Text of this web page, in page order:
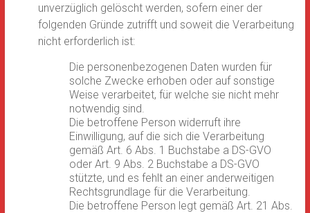
unverzüglich gelöscht werden, sofern einer der
folgenden Gründe zutrifft und soweit die Verarbeitung
nicht erforderlich ist:
Die personenbezogenen Daten wurden für
solche Zwecke erhoben oder auf sonstige
Weise verarbeitet, für welche sie nicht mehr
notwendig sind.
Die betroffene Person widerruft ihre
Einwilligung, auf die sich die Verarbeitung
gemäß Art. 6 Abs. 1 Buchstabe a DS-GVO
oder Art. 9 Abs. 2 Buchstabe a DS-GVO
stützte, und es fehlt an einer anderweitigen
Rechtsgrundlage für die Verarbeitung.
Die betroffene Person legt gemäß Art. 21 Abs.